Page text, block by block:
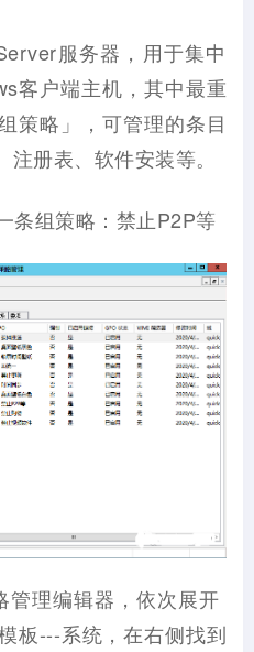
服务器，用于集中
客户端主机，其中最重
策略」，可管理的条目
册表、软件安装等。
条组策略：禁止P2P等
理编辑器，依次展开
板---系统，在右侧找到